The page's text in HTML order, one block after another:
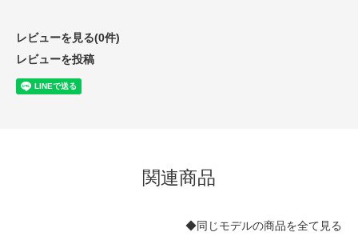
レビューを見る(0件)
レビューを投稿
関連商品
◆同じモデルの商品を全て見る